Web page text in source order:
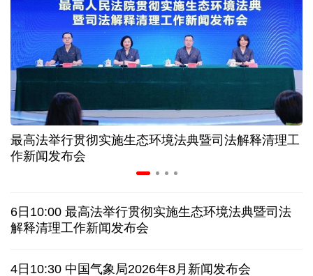
高温下用电负荷创新高 解码今夏的清凉底气
活力中国调研行丨弯道超车 如何“皖”美提速
年中经济观察 服务实体经济 财政金融打出"组合拳"
7月份中国仓储指数保持扩张 行业运行韧性较强
俄黑客称获取北约直接参与袭击俄领土证据
全球媒体聚焦︱外媒：美国劳动力市场正在走弱
最高法举行贯彻实施生态环境法典暨司法解释清理工
作新闻发布会
6日10:00 最高法举行贯彻实施生态环境法典暨司法
解释清理工作新闻发布会
4日10:30 中国气象局2026年8月新闻发布会